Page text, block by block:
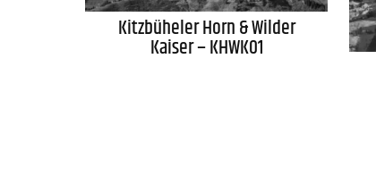
Kitzbüheler Horn & Wilder
Kaiser – KHWK01